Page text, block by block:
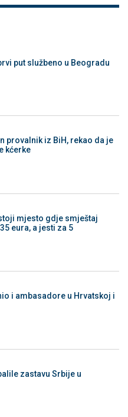
put službeno u Beogradu
provalnik iz BiH, rekao da je
kćerke
mjesto gdje smještaj
eura, a jesti za 5
i ambasadore u Hrvatskoj i
zastavu Srbije u